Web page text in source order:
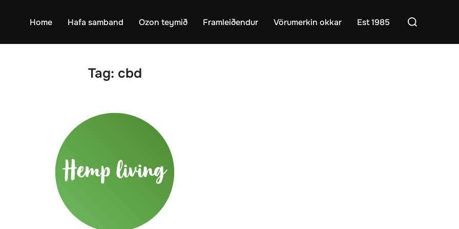
Home Hafa samband Ozon teymið Framleiðendur Vörumerkin okkar Est 1985
Search
Tag: cbd